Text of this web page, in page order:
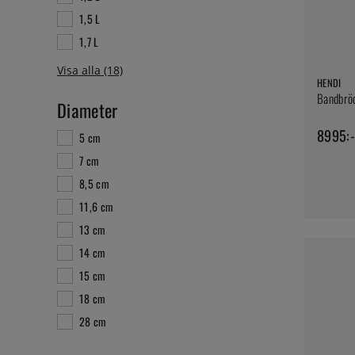
1,5 L
1,7 L
Diameter
5 cm
7 cm
8,5 cm
11,6 cm
13 cm
14 cm
15 cm
18 cm
28 cm
HENDI
8995:-